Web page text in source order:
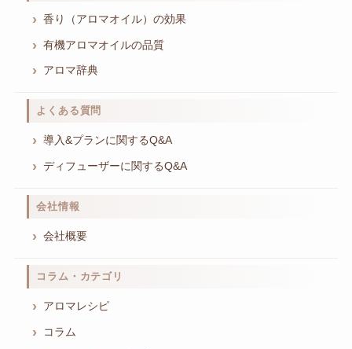
香り（アロマオイル）の効果
有機アロマオイルの品質
アロマ辞典
よくある質問
導入&プランに関するQ&A
ディフューザーに関するQ&A
会社情報
会社概要
コラム・カテゴリ
アロマレシピ
コラム